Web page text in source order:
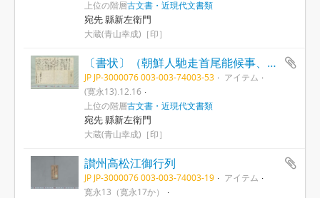
上位の階層古文書・近現代文書類
宛先 縣新左衛門
大蔵(青山幸成)［印］
〔書状〕（朝鮮人馳走首尾能候事、冠木門完成等につき）
JP JP-3000076 003-003-74003-53
アイテム
(寛永13).12.16
上位の階層古文書・近現代文書類
宛先 縣新左衛門
大蔵(青山幸成)［印］
讃州高松江御行列
JP JP-3000076 003-003-74003-19
アイテム
寛永13（寛永17か）